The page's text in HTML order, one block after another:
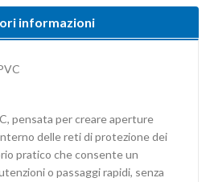
informazioni
pensata per creare aperture
delle reti di protezione dei
pratico che consente un
o passaggi rapidi, senza